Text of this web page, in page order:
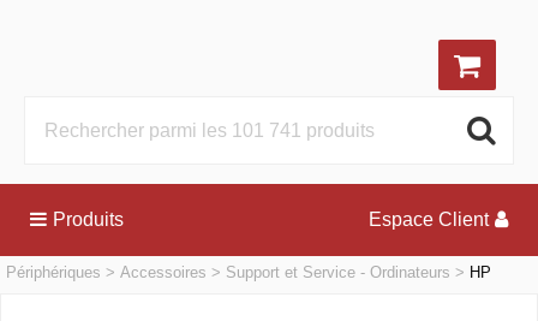
Produits Espace Client
Périphériques Accessoires Support et Service - Ordinateurs HP